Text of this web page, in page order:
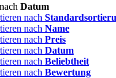
Datum
nach
nach Name
nach Preis
nach Datum
nach Beliebtheit
nach Bewertung